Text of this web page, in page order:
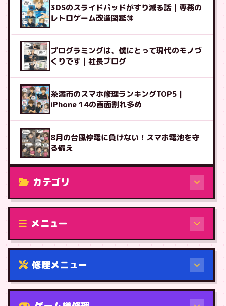
3DSのスライドパッドがすり減る話｜専務の
レトロゲーム改造図鑑⑩
プログラミングは、僕にとって現代のモノづ
くりです｜社長ブログ
糸満市のスマホ修理ランキングTOP5｜
iPhone 14の画面割れ多め
8月の台風停電に負けない！スマホ電池を守
る備え
カテゴリ
修理（機種から）
メニュー
修理メニュー
機種から